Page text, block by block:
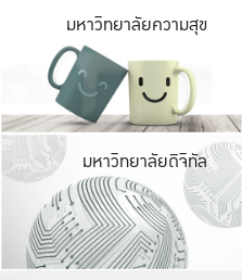
มหาวิทยาลัยความสุข
มหาวิทยาลัยดิจิทัล